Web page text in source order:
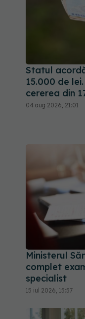
Statul
15.000 de
cererea din
04 aug 2026, 21:01
Ministerul
complet
specialist
15 iul 2026, 15:57